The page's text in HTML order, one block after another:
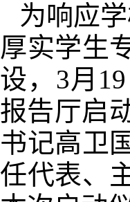
为响应
厚实学生
设，3月
报告厅启
书记高卫
任代表、